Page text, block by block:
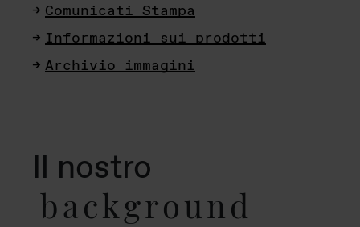
Comunicati Stampa
Informazioni sui prodotti
Archivio immagini
Il nostro
background